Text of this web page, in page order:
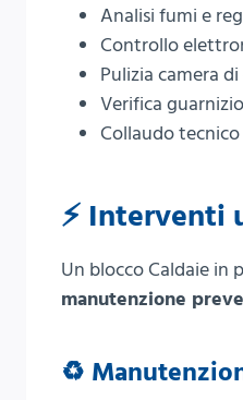
Analisi fumi e
Controllo
Pulizia camera
Verifica
Collaudo
⚡ Interventi
Un blocco Caldaie in
manutenzione
♻️